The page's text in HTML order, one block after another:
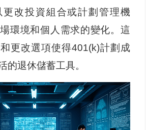
更改投資組合或計劃管理機
環境和個人需求的變化。這
更改選項使得401(k)計劃成
的退休儲蓄工具。